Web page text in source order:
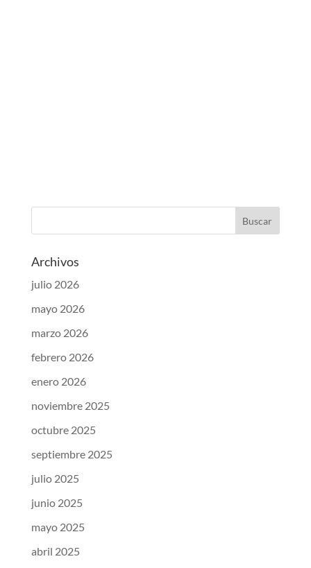
Archivos
julio 2026
mayo 2026
marzo 2026
febrero 2026
enero 2026
noviembre 2025
octubre 2025
septiembre 2025
julio 2025
junio 2025
mayo 2025
abril 2025